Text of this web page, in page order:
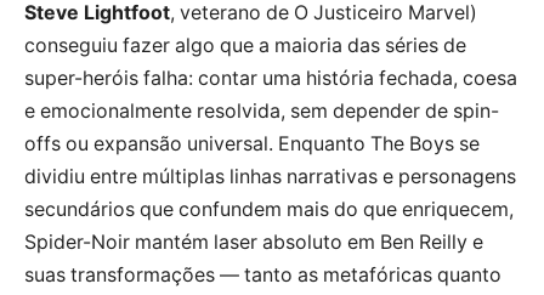
Steve Lightfoot, veterano de O Justiceiro Marvel)
conseguiu fazer algo que a maioria das séries de
super-heróis falha: contar uma história fechada, coesa
e emocionalmente resolvida, sem depender de spin-
offs ou expansão universal. Enquanto The Boys se
dividiu entre múltiplas linhas narrativas e personagens
secundários que confundem mais do que enriquecem,
Spider-Noir mantém laser absoluto em Ben Reilly e
suas transformações — tanto as metafóricas quanto